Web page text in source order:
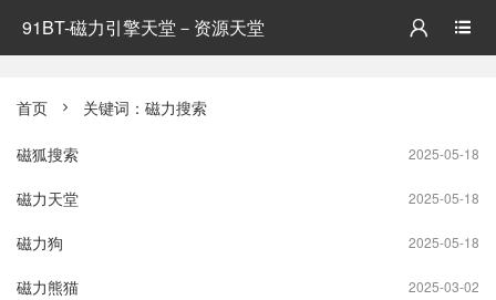
91BT-磁力引擎天堂－资源天堂 

首页  关键词：磁力搜索
2025-05-18
磁狐搜索
2025-05-18
磁力天堂
2025-05-18
磁力狗
2025-03-02
磁力熊猫